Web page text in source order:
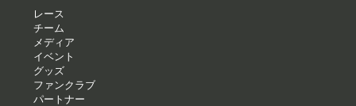
レース
チーム
メディア
イベント
グッズ
ファンクラブ
パートナー